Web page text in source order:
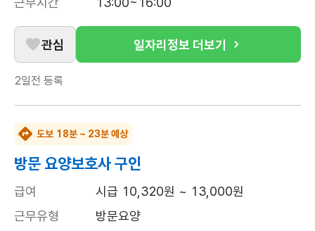
관심 일자리정보 더보기
2일전 등록
도보 18분 ~ 23분 예상
방문 요양보호사 구인
급여
시급 10,320원 ~ 13,000원
근무유형
방문요양